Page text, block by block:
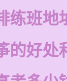
练班地
的好处